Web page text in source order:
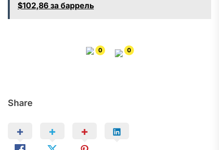
Share
$102,86 за баррель
0 0